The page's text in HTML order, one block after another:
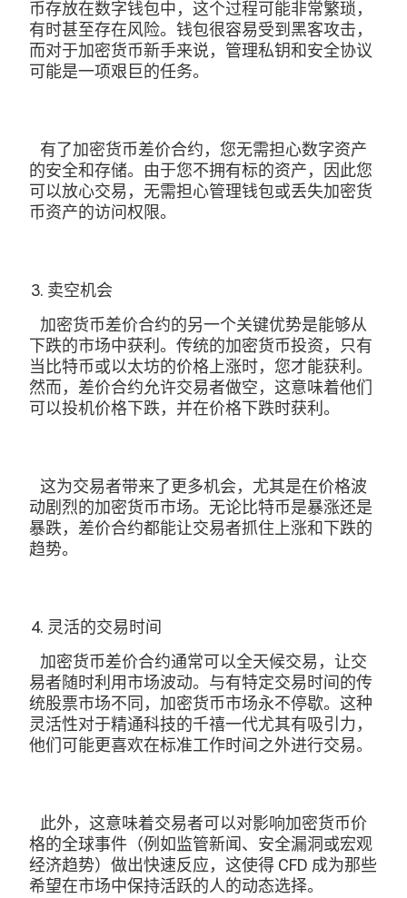
币存放在数字钱包中，这个过程可能非常繁琐，
有时甚至存在风险。钱包很容易受到黑客攻击，
而对于加密货币新手来说，管理私钥和安全协议
可能是一项艰巨的任务。
有了加密货币差价合约，您无需担心数字资产
的安全和存储。由于您不拥有标的资产，因此您
可以放心交易，无需担心管理钱包或丢失加密货
币资产的访问权限。
卖空机会
加密货币差价合约的另一个关键优势是能够从
下跌的市场中获利。传统的加密货币投资，只有
当比特币或以太坊的价格上涨时，您才能获利。
然而，差价合约允许交易者做空，这意味着他们
可以投机价格下跌，并在价格下跌时获利。
这为交易者带来了更多机会，尤其是在价格波
动剧烈的加密货币市场。无论比特币是暴涨还是
暴跌，差价合约都能让交易者抓住上涨和下跌的
趋势。
灵活的交易时间
加密货币差价合约通常可以全天候交易，让交
易者随时利用市场波动。与有特定交易时间的传
统股票市场不同，加密货币市场永不停歇。这种
灵活性对于精通科技的千禧一代尤其有吸引力，
他们可能更喜欢在标准工作时间之外进行交易。
此外，这意味着交易者可以对影响加密货币价
格的全球事件（例如监管新闻、安全漏洞或宏观
经济趋势）做出快速反应，这使得 CFD 成为那些
希望在市场中保持活跃的人的动态选择。